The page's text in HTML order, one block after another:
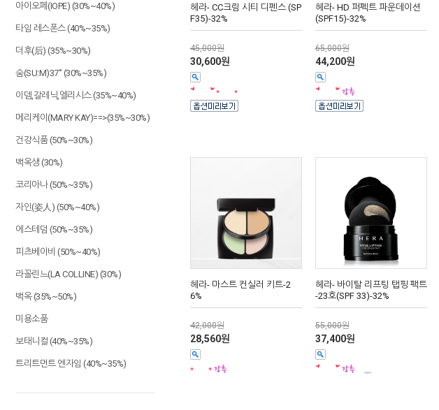
아이오페(IOPE) (30%~40%)
타임 레스폰스 (40%~35%)
더후(后) (35%~30%)
숨(SU:M)37˚ (30%~35%)
이뎀,갈레닉,엘리시스 (35%~40%)
메리케이(MARY KAY)==>(35%~30%)
건강식품 (50%~30%)
백옥생 (30%)
코리아나 (50%~35%)
자인(姿人) (50%~40%)
에스테덤 (50%~35%)
피츠베이비 (50%~40%)
라꼴린느(LA COLLINE) (30%)
백옥 (35%~50%)
미용소품
보태니컬 (40%~35%)
트리트먼트 엔자임 (40%~35%)
헤라- CC크림 시티 디펜스 (SP
F35)-32%
45,000원
30,600원
헤라- HD 퍼펙트 파운데이션
(SPF15)-32%
65,000원
44,200원
헤라- 마스트 컨실러 키트-2
6%
42,000원
28,560원
헤라- 바이탈 리프팅 탭핑 팩트
-23호(SPF 33)-32%
55,000원
37,400원